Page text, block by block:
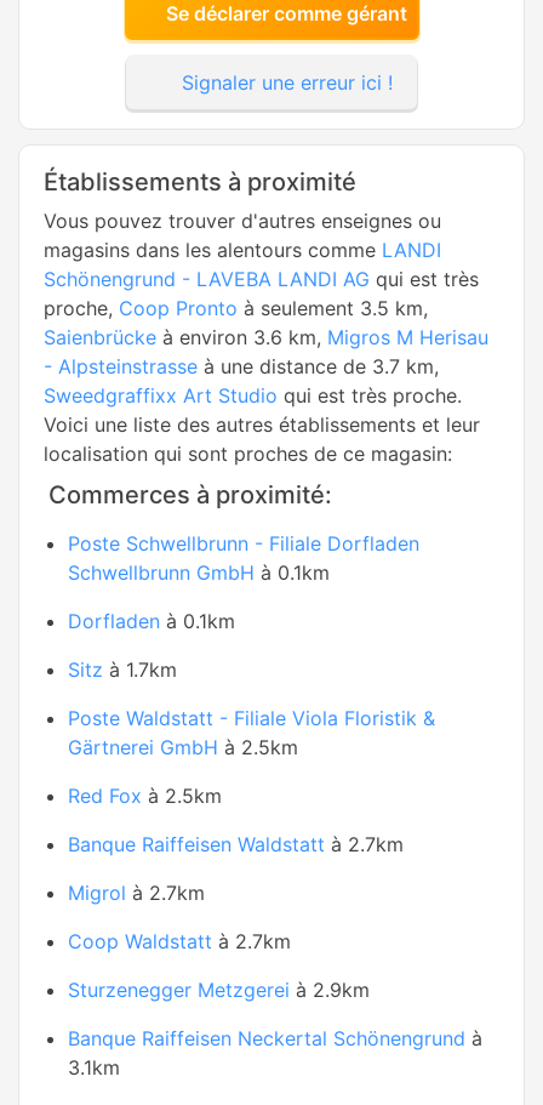
Se déclarer comme gérant
Signaler une erreur ici !
Établissements à proximité
Vous pouvez trouver d'autres enseignes ou
magasins dans les alentours comme LANDI
Schönengrund - LAVEBA LANDI AG qui est très
proche, Coop Pronto à seulement 3.5 km,
Saienbrücke à environ 3.6 km, Migros M Herisau
- Alpsteinstrasse à une distance de 3.7 km,
Sweedgraffixx Art Studio qui est très proche.
Voici une liste des autres établissements et leur
localisation qui sont proches de ce magasin:
Commerces à proximité:
Poste Schwellbrunn - Filiale Dorfladen
Schwellbrunn GmbH à 0.1km
Dorfladen à 0.1km
Sitz à 1.7km
Poste Waldstatt - Filiale Viola Floristik &
Gärtnerei GmbH à 2.5km
Red Fox à 2.5km
Banque Raiffeisen Waldstatt à 2.7km
Migrol à 2.7km
Coop Waldstatt à 2.7km
Sturzenegger Metzgerei à 2.9km
Banque Raiffeisen Neckertal Schönengrund à
3.1km